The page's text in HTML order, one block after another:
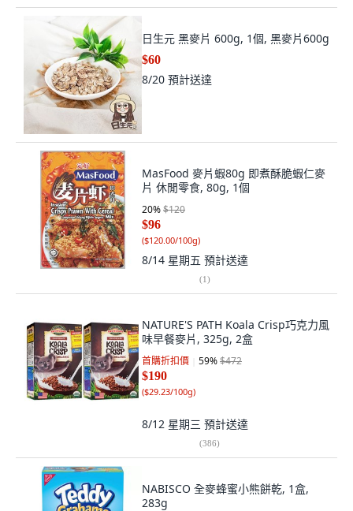
日生元 黑麥片 600g, 1個, 黑麥片600g
$60
8/20 預計送達
MasFood 麥片蝦80g 即煮酥脆蝦仁麥
片 休閒零食, 80g, 1個
20%$120
$96
($120.00/100g)
8/14 星期五 預計送達
(1)
NATURE'S PATH Koala Crisp巧克力風
味早餐麥片, 325g, 2盒
首購折扣價 59%$472
$190
($29.23/100g)
8/12 星期三 預計送達
(386)
NABISCO 全麥蜂蜜小熊餅乾, 1盒,
283g